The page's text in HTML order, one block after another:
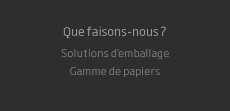
Que faisons-nous ?
Solutions d'emballage
Gamme de papiers